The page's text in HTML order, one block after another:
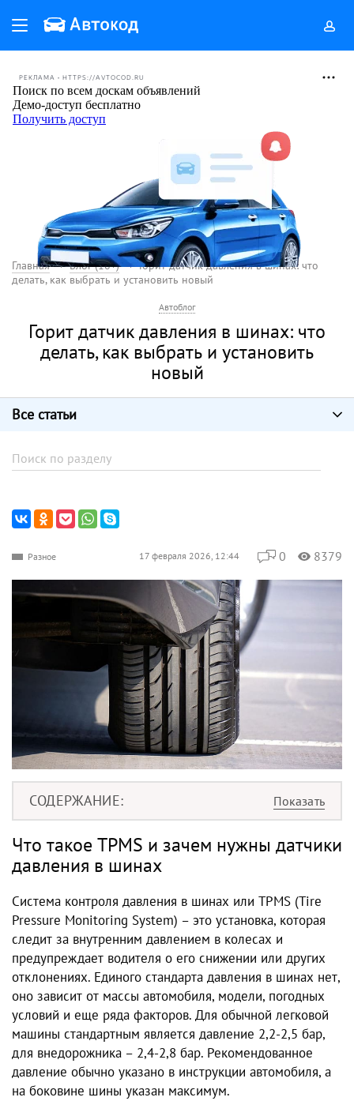
РЕКЛАМА • HTTPS://AVTOCOD.RU
Главная Блог (18+)
Горит датчик давления в шинах: что
делать, как выбрать и установить новый
Автоблог
Горит датчик давления в шинах: что
делать, как выбрать и установить
новый
Все статьи
Разное 17 февраля 2026, 12:44 0 8379
СОДЕРЖАНИЕ
Что такое TPMS и зачем нужны датчики
давления в шинах
Система контроля давления в шинах или TPMS (Tire
Pressure Monitoring System) – это установка, которая
следит за внутренним давлением в колесах и
предупреждает водителя о его снижении или других
отклонениях. Единого стандарта давления в шинах нет,
оно зависит от массы автомобиля, модели, погодных
условий и еще ряда факторов. Для обычной легковой
машины стандартным является давление 2,2-2,5 бар,
для внедорожника – 2,4-2,8 бар. Рекомендованное
давление обычно указано в инструкции автомобиля, а
на боковине шины указан максимум.